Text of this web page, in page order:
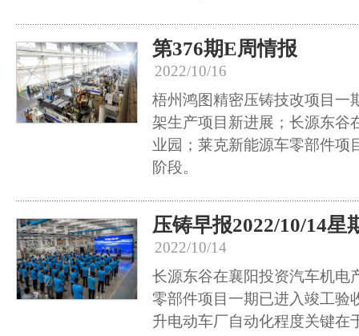
第376期E周情报
2022/10/16
梧州鸿图精密压铸技改项目一
架生产项目新进展；长源东谷
业园；莱克新能源车零部件项
阶段。
压铸早报2022/10/14星
2022/10/14
长源东谷在襄阳投资汽车机电
零部件项目一期已进入竣工验
升电动车厂自动化程度关键在